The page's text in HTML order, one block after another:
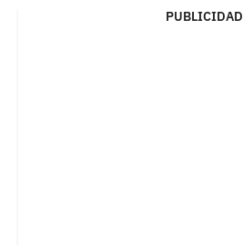
PUBLICIDAD